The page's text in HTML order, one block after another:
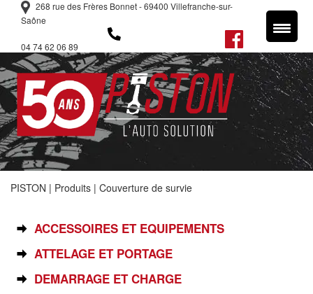
268 rue des Frères Bonnet - 69400 Villefranche-sur-
Saône
04 74 62 06 89
PISTON | Produits | Couverture de survie
ACCESSOIRES ET EQUIPEMENTS
ATTELAGE ET PORTAGE
DEMARRAGE ET CHARGE